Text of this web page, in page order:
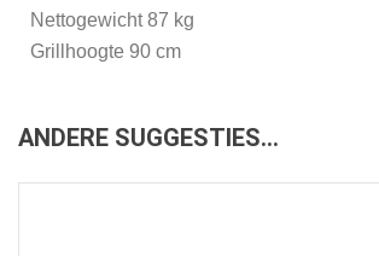
Nettogewicht 87 kg
Grillhoogte 90 cm
ANDERE SUGGESTIES…